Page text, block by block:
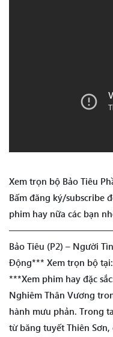
Xem trọn bộ Bảo Tiêu
Bấm đăng ký/subscribe
phim hay nữa các bạn
Bảo Tiêu (P2) – Người
Động*** Xem trọn bộ tại:
***Xem phim hay đặc
Nghiêm Thân Vương
hành mưu phản. Trong
từ băng tuyết Thiên